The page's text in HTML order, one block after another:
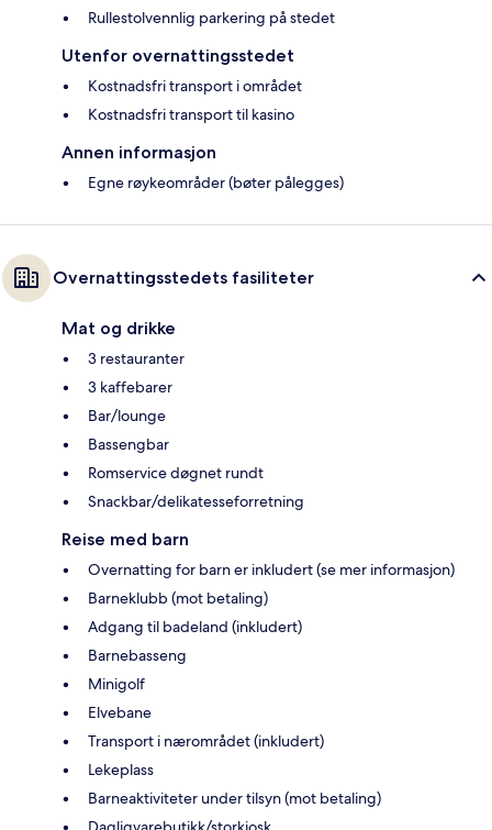
Rullestolvennlig parkering på stedet
Utenfor overnattingsstedet
Kostnadsfri transport i området
Kostnadsfri transport til kasino
Annen informasjon
Egne røykeområder (bøter pålegges)
Overnattingsstedets fasiliteter
Mat og drikke
3 restauranter
3 kaffebarer
Bar/lounge
Bassengbar
Romservice døgnet rundt
Snackbar/delikatesseforretning
Reise med barn
Overnatting for barn er inkludert (se mer informasjon)
Barneklubb (mot betaling)
Adgang til badeland (inkludert)
Barnebasseng
Minigolf
Elvebane
Transport i nærområdet (inkludert)
Lekeplass
Barneaktiviteter under tilsyn (mot betaling)